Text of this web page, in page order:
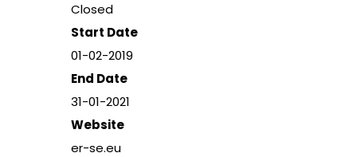
Closed
Start Date
01-02-2019
End Date
31-01-2021
Website
er-se.eu